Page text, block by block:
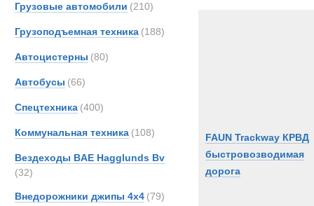
Грузовые автомобили (210)
Грузоподъемная техника (188)
Автоцистерны (80)
Автобусы (66)
Спецтехника (400)
Коммунальная техника (108)
Вездеходы BAE Hagglunds Bv
(32)
Внедорожники джипы 4х4 (79)
FAUN Trackway КРВД
быстровозводимая
дорога